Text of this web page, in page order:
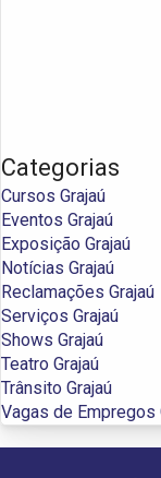
Categorias
Cursos Grajaú
Eventos Grajaú
Exposição Grajaú
Notícias Grajaú
Reclamações Grajaú
Serviços Grajaú
Shows Grajaú
Teatro Grajaú
Trânsito Grajaú
Vagas de Empregos